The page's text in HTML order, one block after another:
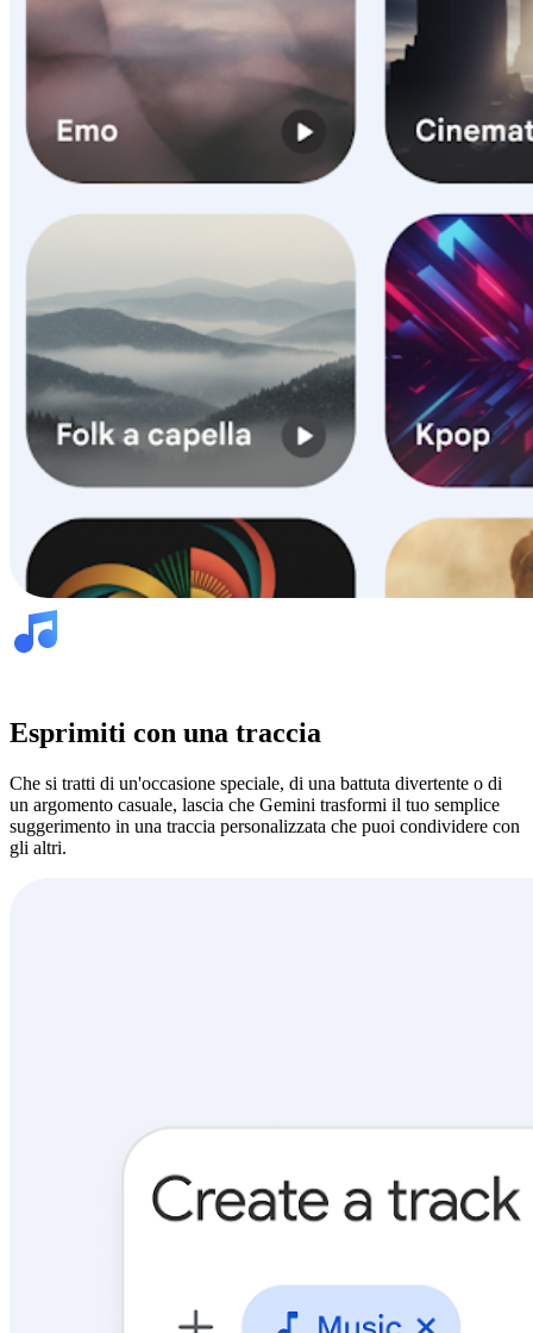
Esprimiti con una traccia
Che si tratti di un'occasione speciale, di una battuta divertente o di
un argomento casuale, lascia che Gemini trasformi il tuo semplice
suggerimento in una traccia personalizzata che puoi condividere con
gli altri.